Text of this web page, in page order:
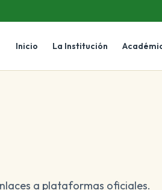
Inicio La Institución
a plataformas oficiales.